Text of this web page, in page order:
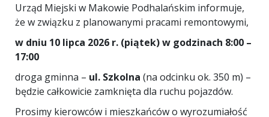
Urząd Miejski w Makowie Podhalańskim informuje,
że w związku z planowanymi pracami remontowymi,
w dniu 10 lipca 2026 r. (piątek) w godzinach 8:00 –
17:00
droga gminna – ul. Szkolna (na odcinku ok. 350 m) –
będzie całkowicie zamknięta dla ruchu pojazdów.
Prosimy kierowców i mieszkańców o wyrozumiałość